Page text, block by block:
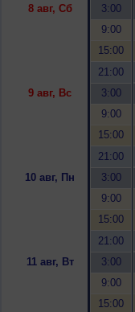
8 авг, Сб
3:00
9:00
15:00
21:00
9 авг, Вс
3:00
9:00
15:00
21:00
10 авг, Пн
3:00
9:00
15:00
21:00
11 авг, Вт
3:00
9:00
15:00